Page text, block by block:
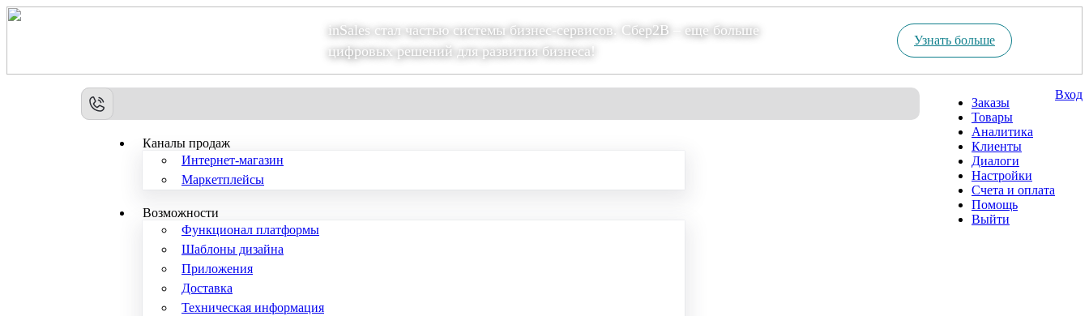
inSales стал частью системы бизнес-сервисов. Сбер2В – еще больше
цифровых решений для развития бизнеса!
Узнать больше
Каналы продаж
Интернет-магазин
Маркетплейсы
Возможности
Функционал платформы
Шаблоны дизайна
Приложения
Доставка
Техническая информация
Заказы
Товары
Аналитика
Клиенты
Диалоги
Настройки
Счета и оплата
Помощь
Выйти
Вход